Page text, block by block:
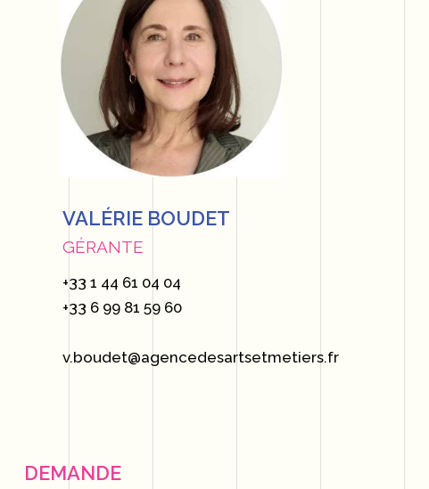
VALÉRIE BOUDET
GÉRANTE
+33 1 44 61 04 04
+33 6 99 81 59 60
v.boudet@agencedesartsetmetiers.fr
DEMANDE